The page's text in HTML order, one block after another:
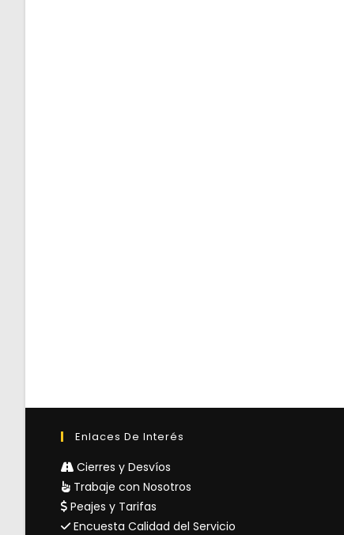
Enlaces De Interés
Cierres y Desvíos
Trabaje con Nosotros
Peajes y Tarifas
Encuesta Calidad del Servicio